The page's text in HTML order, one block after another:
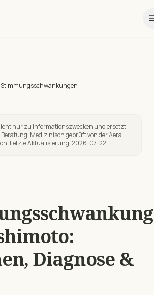
Stimmungsschwankungen
nur zu Informationszwecken und ersetzt
Medizinisch geprüft von der Aera
Letzte Aktualisierung:2026-07-22.
:
Diagnose &